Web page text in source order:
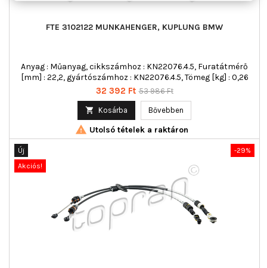
FTE 3102122 MUNKAHENGER, KUPLUNG BMW
Anyag : Műanyag, cikkszámhoz : KN22076.4.5, Furatátmérő
[mm] : 22,2, gyártószámhoz : KN22076.4.5, Tömeg [kg] : 0,26
Ár
32 392 Ft Normál
53 986 Ft
 Kosárba Bővebben
 Utolsó tételek a raktáron
-29%
Új
Akciós!